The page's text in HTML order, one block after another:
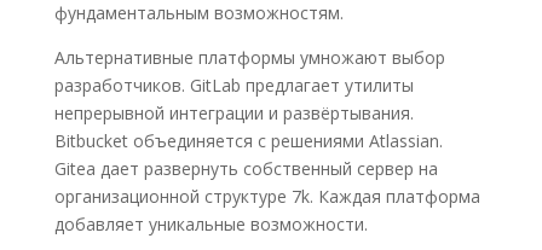
фундаментальным возможностям.
Альтернативные платформы умножают выбор
разработчиков. GitLab предлагает утилиты
непрерывной интеграции и развёртывания.
Bitbucket объединяется с решениями Atlassian.
Gitea дает развернуть собственный сервер на
организационной структуре 7k. Каждая платформа
добавляет уникальные возможности.